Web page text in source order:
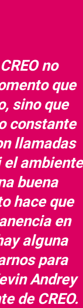
no
que
sino que
constante
llamadas
el ambiente
buena
hace que
en
alguna
para
Andrey
de CREO.